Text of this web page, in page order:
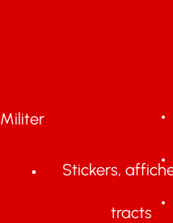
Militer
Stickers,
tracts